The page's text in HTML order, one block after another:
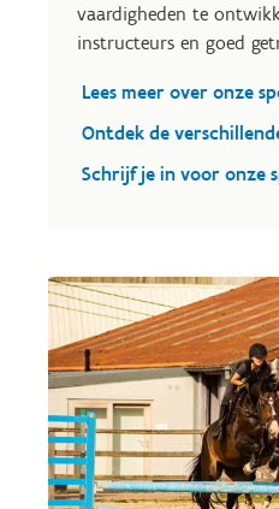
vaardigheden te
instructeurs en goed
Lees meer over onze
Ontdek de
Schrijf je in voor onze